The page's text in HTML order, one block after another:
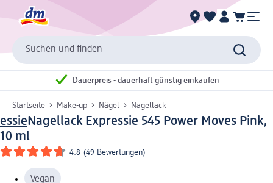
Suchen und finden
Dauerpreis - dauerhaft günstig einkaufen
Startseite Make-up Nägel Nagellack
essieNagellack Expressie 545 Power Moves Pink,
10 ml
4.8 (49 Bewertungen)
Vegan